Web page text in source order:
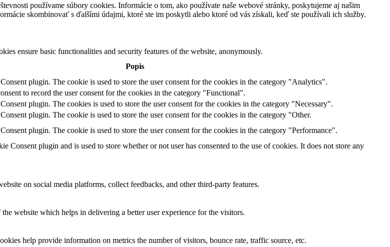
používame súbory cookies. Informácie o tom, ako používate naše webové stránky, poskytujeme aj našim
skombinovať s ďalšími údajmi, ktoré ste im poskytli alebo ktoré od vás získali, keď ste používali ich služby.
ensure basic functionalities and security features of the website, anonymously.
Popis
plugin. The cookie is used to store the user consent for the cookies in the category "Analytics".
to record the user consent for the cookies in the category "Functional".
plugin. The cookies is used to store the user consent for the cookies in the category "Necessary".
plugin. The cookie is used to store the user consent for the cookies in the category "Other.
plugin. The cookie is used to store the user consent for the cookies in the category "Performance".
Consent plugin and is used to store whether or not user has consented to the use of cookies. It does not store any
on social media platforms, collect feedbacks, and other third-party features.
website which helps in delivering a better user experience for the visitors.
help provide information on metrics the number of visitors, bounce rate, traffic source, etc.